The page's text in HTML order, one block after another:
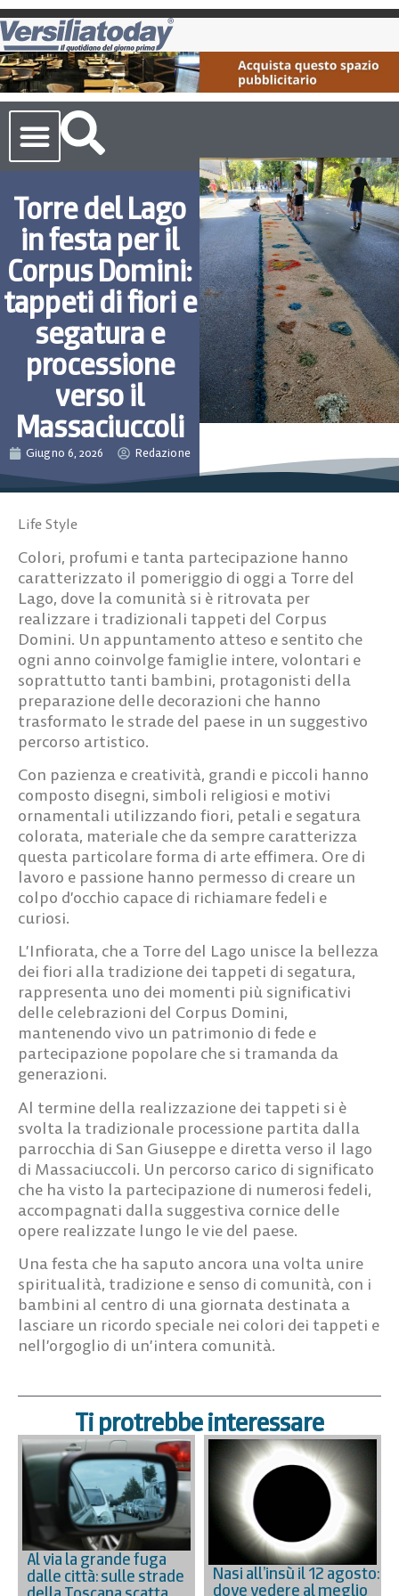
Torre del Lago
in festa per il
Corpus Domini:
tappeti di fiori e
segatura e
processione
verso il
Massaciuccoli
Giugno 6, 2026 Redazione
Life Style
Colori, profumi e tanta partecipazione hanno
caratterizzato il pomeriggio di oggi a Torre del
Lago, dove la comunità si è ritrovata per
realizzare i tradizionali tappeti del Corpus
Domini. Un appuntamento atteso e sentito che
ogni anno coinvolge famiglie intere, volontari e
soprattutto tanti bambini, protagonisti della
preparazione delle decorazioni che hanno
trasformato le strade del paese in un suggestivo
percorso artistico.
Con pazienza e creatività, grandi e piccoli hanno
composto disegni, simboli religiosi e motivi
ornamentali utilizzando fiori, petali e segatura
colorata, materiale che da sempre caratterizza
questa particolare forma di arte effimera. Ore di
lavoro e passione hanno permesso di creare un
colpo d’occhio capace di richiamare fedeli e
curiosi.
L’Infiorata, che a Torre del Lago unisce la bellezza
dei fiori alla tradizione dei tappeti di segatura,
rappresenta uno dei momenti più significativi
delle celebrazioni del Corpus Domini,
mantenendo vivo un patrimonio di fede e
partecipazione popolare che si tramanda da
generazioni.
Al termine della realizzazione dei tappeti si è
svolta la tradizionale processione partita dalla
parrocchia di San Giuseppe e diretta verso il lago
di Massaciuccoli. Un percorso carico di significato
che ha visto la partecipazione di numerosi fedeli,
accompagnati dalla suggestiva cornice delle
opere realizzate lungo le vie del paese.
Una festa che ha saputo ancora una volta unire
spiritualità, tradizione e senso di comunità, con i
bambini al centro di una giornata destinata a
lasciare un ricordo speciale nei colori dei tappeti e
nell’orgoglio di un’intera comunità.
Ti protrebbe interessare
Al via la grande fuga
dalle città: sulle strade Nasi all’insù il 12 agosto:
dove vedere al meglio